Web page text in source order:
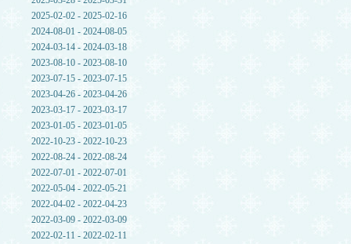
2025-02-02 - 2025-02-16
2024-08-01 - 2024-08-05
2024-03-14 - 2024-03-18
2023-08-10 - 2023-08-10
2023-07-15 - 2023-07-15
2023-04-26 - 2023-04-26
2023-03-17 - 2023-03-17
2023-01-05 - 2023-01-05
2022-10-23 - 2022-10-23
2022-08-24 - 2022-08-24
2022-07-01 - 2022-07-01
2022-05-04 - 2022-05-21
2022-04-02 - 2022-04-23
2022-03-09 - 2022-03-09
2022-02-11 - 2022-02-11